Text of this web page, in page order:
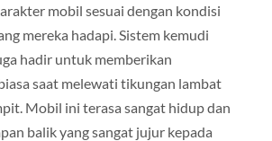
mobil sesuai dengan kondisi
mereka hadapi. Sistem kemudi
hadir untuk memberikan
saat melewati tikungan lambat
Mobil ini terasa sangat hidup dan
balik yang sangat jujur kepada